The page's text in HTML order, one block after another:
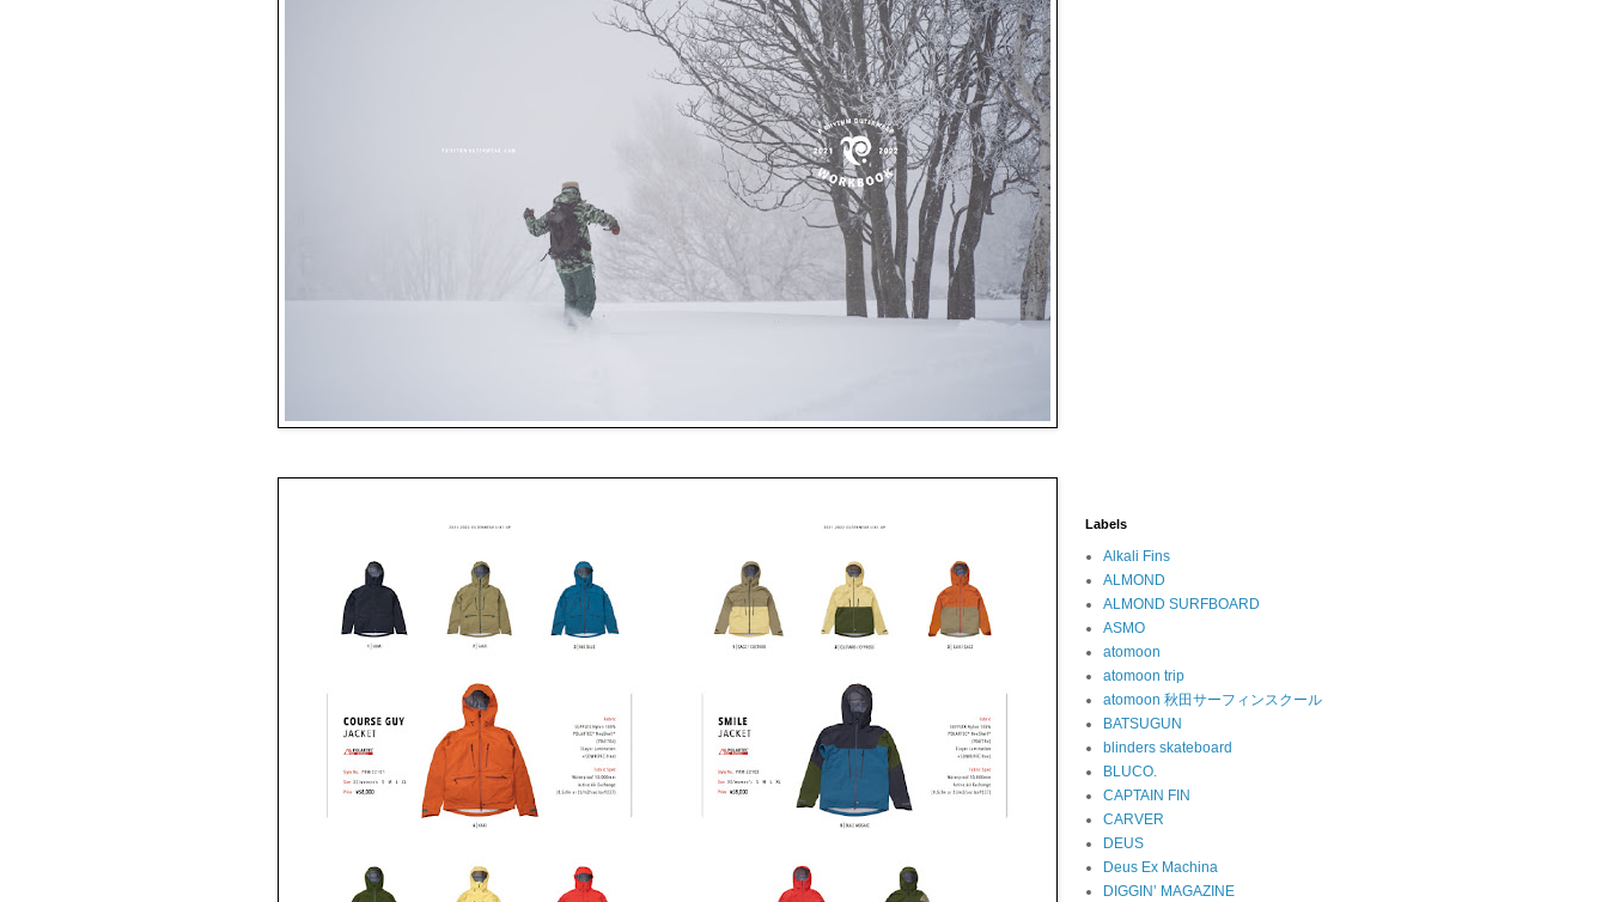
Labels
Alkali Fins
ALMOND
ALMOND SURFBOARD
ASMO
atomoon
atomoon trip
atomoon 秋田サーフィンスクール
BATSUGUN
blinders skateboard
BLUCO.
CAPTAIN FIN
CARVER
DEUS
Deus Ex Machina
DIGGIN’ MAGAZINE